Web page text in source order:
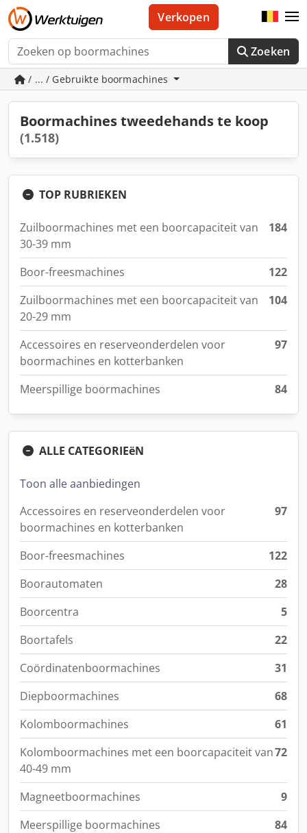
Zoeken
Verkopen
/ ... / Gebruikte boormachines
Boormachines tweedehands te koop
(1.518)
TOP RUBRIEKEN
Zuilboormachines met een boorcapaciteit van
30-39 mm
184
Boor-freesmachines
122
Zuilboormachines met een boorcapaciteit van
20-29 mm
104
Accessoires en reserveonderdelen voor
boormachines en kotterbanken
97
Meerspillige boormachines 84
ALLE CATEGORIEëN
Toon alle aanbiedingen
Accessoires en reserveonderdelen voor
boormachines en kotterbanken
97
Boor-freesmachines
122
Boorautomaten
28
Boorcentra
5
Boortafels
22
Coördinatenboormachines
31
Diepboormachines
68
Kolomboormachines
61
Kolomboormachines met een boorcapaciteit van
40-49 mm
72
Magneetboormachines
9
Meerspillige boormachines
84